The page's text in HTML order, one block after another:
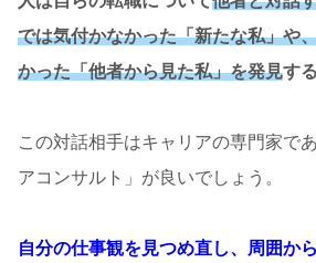
では気付かなかった「新たな私」や
かった「他者から見た私」を発見す
この対話相手はキャリアの専門家で
アコンサルト」が良いでしょう。
自分の仕事観を見つめ直し、周囲か